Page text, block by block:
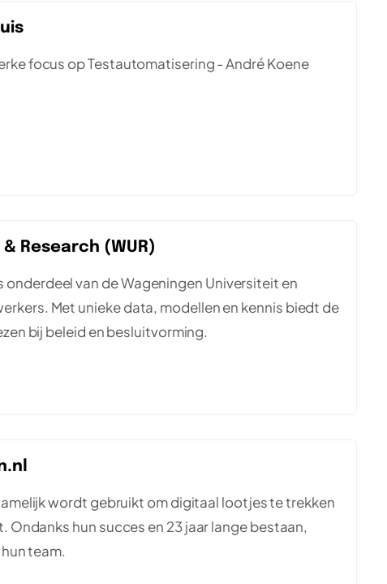
focus op Testautomatisering - André Koene
Research (WUR)
onderdeel van de Wageningen Universiteit en
Met unieke data, modellen en kennis biedt de
bij beleid en besluitvorming.
wordt gebruikt om digitaal lootjes te trekken
hun succes en 23 jaar lange bestaan,
team.